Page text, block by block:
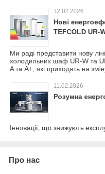
12.02.2026
Нові
TEFCOLD UR-
Ми раді представити нову
холодильних шаф UR-W та
A та A+, які приходять на
11.02.2026
Розумна
Інновації, що знижують
Про нас